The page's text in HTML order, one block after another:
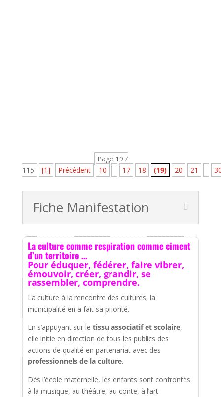
Page 19 /
115
[1] Précédent 10 17 18 (19) 20 21
Fiche Manifestation
La culture comme respiration comme ciment
d’un territoire …
Pour éduquer, fédérer, faire vibrer,
émouvoir, créer, grandir, se
rassembler, comprendre.
La culture à la rencontre des cultures, la
municipalité en a fait sa priorité.
En s’appuyant sur le tissu associatif et scolaire,
elle initie en direction de tous les publics des
actions de qualité en partenariat avec des
professionnels de la culture.
Dès l’école maternelle, les enfants sont confrontés
à la musique, au théâtre, au conte, à l’art